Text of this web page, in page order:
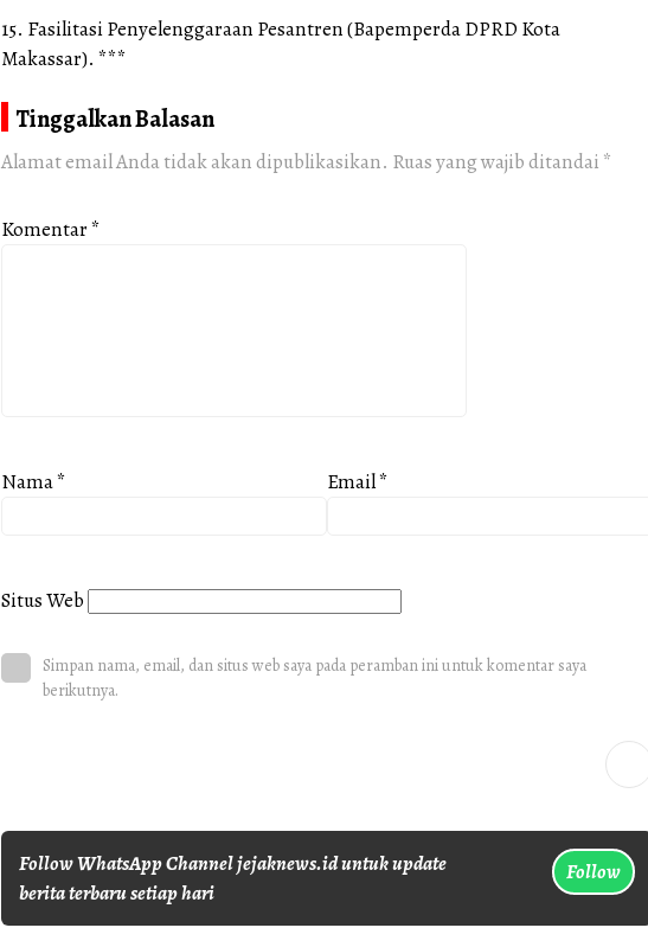
15. Fasilitasi Penyelenggaraan Pesantren (Bapemperda DPRD Kota
Makassar). ***
Tinggalkan Balasan
Alamat email Anda tidak akan dipublikasikan. Ruas yang wajib ditandai *
Komentar*
Nama* Email*
Situs Web
Simpan nama, email, dan situs web saya pada peramban ini untuk komentar saya
berikutnya.
Follow WhatsApp Channel jejaknews.id untuk update
berita terbaru setiap hari
Follow